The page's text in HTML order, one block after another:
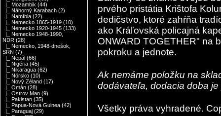
|_ Mozambik (44)
|_ Náhorný Karabach (2)
|_ Namíbia (22)
|_ Nemecko 1865-1919 (10)
|_ Nemecko 1920-1945 (133)
|_ Nemecko 1948-1990,
NDR (28)
|_ Nemecko, 1948-dnešok,
SRN (7)
|_ Nepál (66)
|_ Nigéria (45)
|_ Nikaragua (62)
|_ Nórsko (10)
|_ Nový Zéland (17)
|_ Omán (28)
|_ Ostrov Man (9)
|_ Pakistan (35)
|_ Papua-Nová Guinea (42)
|_ Paraguaj (29)
prvého pristátia Krištofa
dedičstvo, ktoré zahŕňa
ako Kráľovská policajná
ONWARD TOGETHER" na
pokroku a jednote.
Ak nemáme položku na
dodávateľa, dodacia doba
Všetky práva vyhradené.